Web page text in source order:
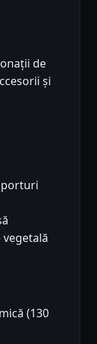
de
și
(130